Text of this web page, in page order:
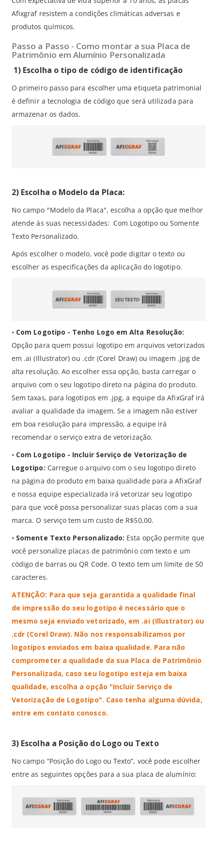
Afixgraf resistem a condições climáticas adversas e
produtos químicos.
Passo a Passo - Como montar a sua Placa de
Patrimônio em Alumínio Personalizada
1) Escolha o tipo de código de identificação
O primeiro passo para escolher uma etiqueta patrimonial
é definir a tecnologia de código que será utilizada para
armazenar os dados.
2) Escolha o Modelo da Placa:
No campo "Modelo da Placa", escolha a opção que melhor
atende às suas necessidades: Com Logotipo ou Somente
Texto Personalizado.
Após escolher o modelo, você pode digitar o texto ou
escolher as especificações da aplicação do logotipo.
• Com Logotipo - Tenho Logo em Alta Resolução:
Opção para quem possui logotipo em arquivos vetorizados
em .ai (Illustrator) ou .cdr (Corel Draw) ou imagem .jpg de
alta resolução.Ao escolher essa opção, basta carregar o
arquivo com o seu logotipo direto na página do produto.
Sem taxas, para logotipos em .jpg, a equipe da AfixGraf irá
avaliar a qualidade da imagem. Se a imagem não estiver
em boa resolução para impressão, a equipe irá
recomendar o serviço extra de vetorização.
• Com Logotipo - Incluir Serviço de Vetorização de
Logotipo: Carregue o arquivo com o seu logotipo direto
na página do produto em baixa qualidade para a AfixGraf
e nossa equipe especializada irá vetorizar seu logotipo
para que você possa personalizar suas placas com a sua
marca. O serviço tem um custo de R$50,00.
• Somente Texto Personalizado: Esta opção permite que
você personalize placas de patrimônio com texto e um
código de barras ou QR Code. O texto tem um limite de 50
caracteres.
ATENÇÃO: Para que seja garantida a qualidade final
de impressão do seu logotipo é necessário que o
mesmo seja enviado vetorizado, em .ai (Illustrator) ou
.cdr (Corel Draw). Não nos responsabilizamos por
logotipos enviados em baixa qualidade. Para não
comprometer a qualidade da sua Placa de Patrimônio
Personalizada, caso seu logotipo esteja em baixa
qualidade, escolha a opção "Incluir Serviço de
Vetorização de Logotipo". Caso tenha alguma dúvida,
entre em contato conosco.
3) Escolha a Posição do Logo ou Texto
No campo “Posição do Logo ou Texto”, você pode escolher
entre as seguintes opções para a sua placa de alumínio: